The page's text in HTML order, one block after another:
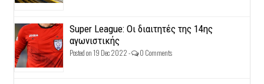
Super League: Οι διαιτητές της 14ης
αγωνιστικής
Posted on 19 Dec 2022 - 0 Comments